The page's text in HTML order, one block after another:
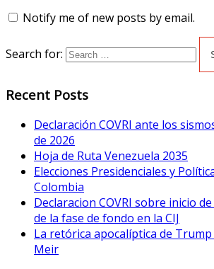
Notify me of new posts by email.
Search for:
Recent Posts
Declaración COVRI ante los
de 2026
Hoja de Ruta Venezuela 2035
Elecciones Presidenciales y
Colombia
Declaracion COVRI sobre inicio
de la fase de fondo en la CIJ
La retórica apocalíptica de
Meir